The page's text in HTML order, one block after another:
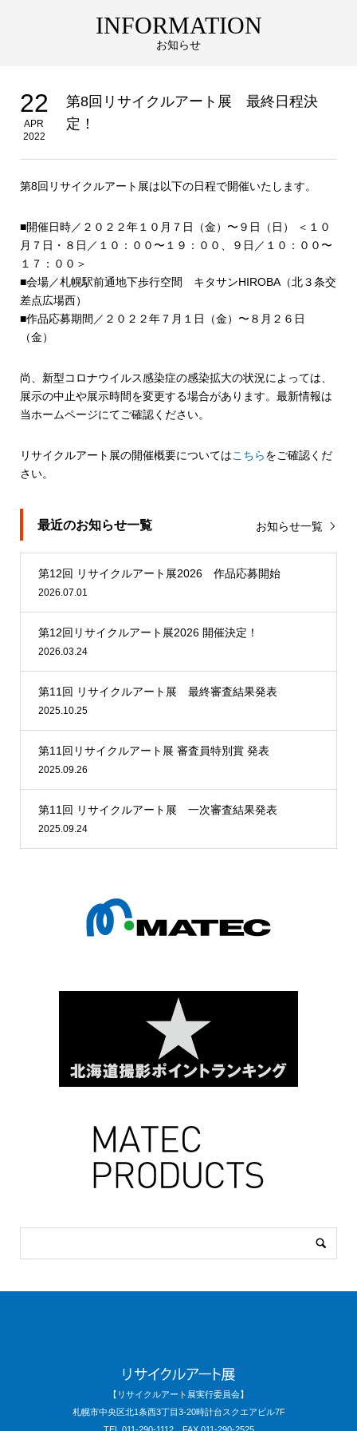
INFORMATION
お知らせ
22
APR
2022
第8回リサイクルアート展 最終日程決
定！
第8回リサイクルアート展は以下の日程で開催いたします。
■開催日時／２０２２年１０月７日（金）〜９日（日） ＜１０
月７日・８日／１０：００〜１９：００、９日／１０：００〜
１７：００＞
■会場／札幌駅前通地下歩行空間 キタサンHIROBA（北３条交
差点広場西）
■作品応募期間／２０２２年７月１日（金）〜８月２６日
（金）
尚、新型コロナウイルス感染症の感染拡大の状況によっては、
展示の中止や展示時間を変更する場合があります。最新情報は
当ホームページにてご確認ください。
リサイクルアート展の開催概要についてはこちらをご確認くだ
さい。
最近のお知らせ一覧 お知らせ一覧
第12回 リサイクルアート展2026 作品応募開始
2026.07.01
第12回リサイクルアート展2026 開催決定！
2026.03.24
第11回 リサイクルアート展 最終審査結果発表
2025.10.25
第11回リサイクルアート展 審査員特別賞 発表
2025.09.26
第11回 リサイクルアート展 一次審査結果発表
2025.09.24
【リサイクルアート展実行委員会】
札幌市中央区北1条西3丁目3-20時計台スクエアビル7F
TEL.011-290-1112 FAX.011-290-2525